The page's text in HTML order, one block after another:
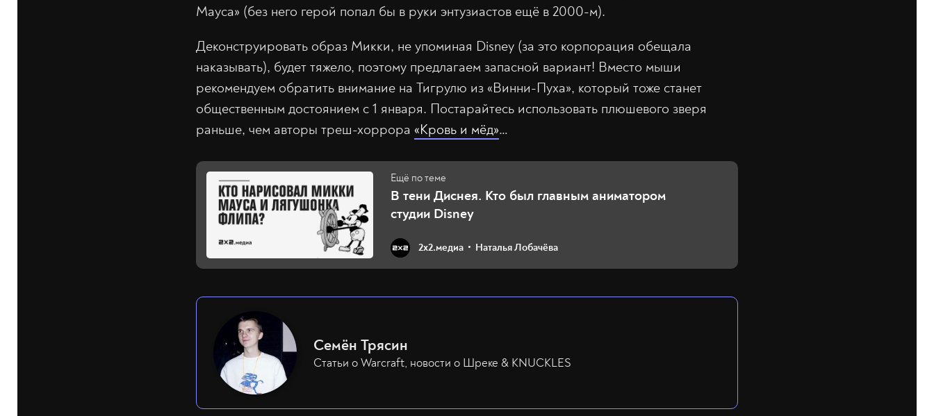
Мауса» (без него герой попал бы в руки энтузиастов ещё в 2000-м).
Деконструировать образ Микки, не упоминая Disney (за это корпорация обещала
наказывать), будет тяжело, поэтому предлагаем запасной вариант! Вместо мыши
рекомендуем обратить внимание на Тигрулю из «Винни-Пуха», который тоже станет
общественным достоянием с 1 января. Постарайтесь использовать плюшевого зверя
раньше, чем авторы треш-хоррора «Кровь и мёд»…
В тени Диснея. Кто был главным аниматором
студии Disney
2х2.медиа Наталья Лобачёва
Семён Трясин
Статьи о Warcraft, новости о Шреке & KNUCKLES